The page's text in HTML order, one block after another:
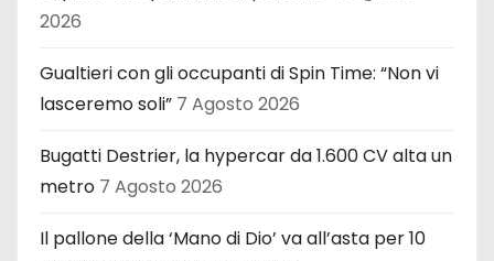
2026
Gualtieri con gli occupanti di Spin Time: “Non vi
lasceremo soli” 7 Agosto 2026
Bugatti Destrier, la hypercar da 1.600 CV alta un
metro 7 Agosto 2026
Il pallone della ‘Mano di Dio’ va all’asta per 10